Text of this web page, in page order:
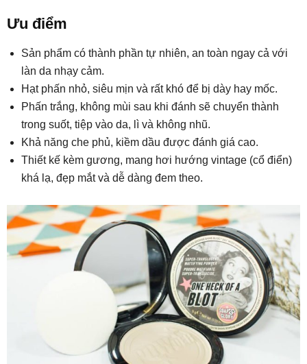
Ưu điểm
Sản phẩm có thành phần tự nhiên, an toàn ngay cả với
làn da nhạy cảm.
Hạt phấn nhỏ, siêu mịn và rất khó để bị dày hay mốc.
Phấn trắng, không mùi sau khi đánh sẽ chuyển thành
trong suốt, tiệp vào da, lì và không nhũ.
Khả năng che phủ, kiềm dầu được đánh giá cao.
Thiết kế kèm gương, mang hơi hướng vintage (cổ điển)
khá lạ, đẹp mắt và dễ dàng đem theo.